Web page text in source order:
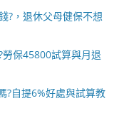
?，退休父母健保不想
保45800試算與月退
?自提6%好處與試算教